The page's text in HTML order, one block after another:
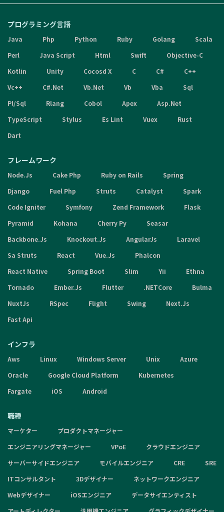
プログラミング言語
Java Php Python Ruby Golang
Scala
Perl
Java Script Html Swift
Objective-C
Kotlin
Unity Cocosd X C C#
C++
Vc++
C#.Net Vb.Net Vb Vba
Sql
Pl/Sql
Rlang Cobol Apex
Asp.Net
TypeScript
Stylus Es Lint Vuex
Rust
Dart
フレームワーク
Node.Js Cake Php Ruby on Rails
Spring
Django
Fuel Php Struts Catalyst
Spark
Code Igniter
Symfony Zend Framework
Flask
Pyramid
Kohana Cherry Py
Seasar
Backbone.Js
Knockout.Js AngularJs
Laravel
Sa Struts
React Vue.Js
Phalcon
React Native
Spring Boot Slim Yii
Ethna
Tornado
Ember.Js Flutter .NETCore
Bulma
NuxtJs
RSpec Flight Swing
Next.Js
Fast Api
インフラ
Aws Linux Windows Server Unix
Azure
Oracle
Google Cloud Platform
Kubernetes
Fargate
iOS Android
職種
マーケター
プロダクトマネージャー
エンジニアリングマネージャー
VPoE
クラウドエンジニア
サーバーサイドエンジニア
モバイルエンジニア CRE
SRE
ITコンサルタント
3Dデザイナー
ネットワークエンジニア
Webデザイナー
iOSエンジニア
データサイエンティスト